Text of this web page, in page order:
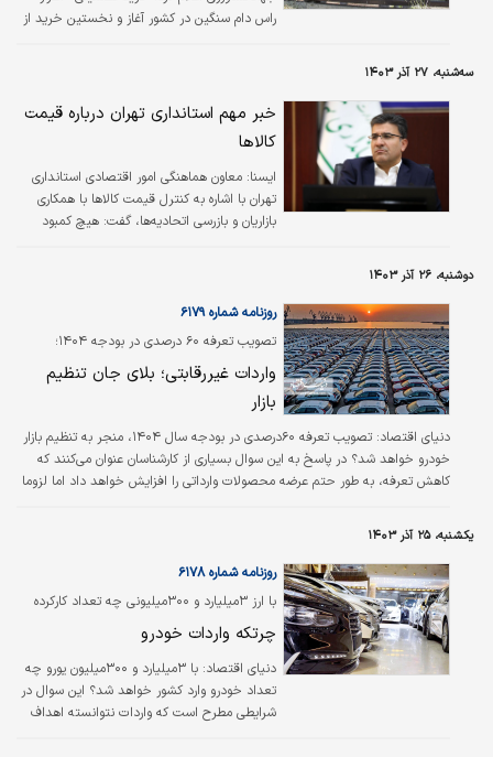
راس دام سنگین در کشور آغاز و نخستین خرید از
پشتیبانی امور دام نسبت به خرید دام سنگین از
دام خریداری می‌شود.وی تصریح کرد: این طرح در
راستای حمایت از تولید‌کنندگان اجرا می‌شود چراکه
دامداران از انباشت دام سنگین پروار و نبود
تقاضای…
سه‌شنبه، ۲۷ آذر ۱۴۰۳
خبر مهم استانداری تهران درباره قیمت
کالاها
ايسنا: معاون هماهنگی امور اقتصادی استانداری
تهران با اشاره به کنترل قیمت کالاها با همکاری
بازاریان و بازرسی اتحادیه‌ها، گفت: هیچ کمبود
دوشنبه، ۲۶ آذر ۱۴۰۳
تصویب تعرفه ۶۰ درصدی در بودجه ۱۴۰۴؛
روزنامه شماره ۶۱۷۹
واردات غیررقابتی؛ بلای جان تنظیم
بازار
دنیای اقتصاد: تصویب تعرفه ۶۰درصدی در بودجه سال ۱۴۰۴، منجر به تنظیم بازار
خودرو خواهد شد؟ در پاسخ به این سوال بسیاری از کارشناسان عنوان می‌کنند که
کاهش تعرفه، به طور حتم عرضه محصولات وارداتی را افزایش خواهد داد اما لزوما
یکشنبه، ۲۵ آذر ۱۴۰۳
با ارز ۳میلیارد و ۳۰۰میلیونی چه تعداد کارکرده
وارد می‌شود؟
روزنامه شماره ۶۱۷۸
‌چرتکه واردات خودرو
دنیای اقتصاد:
با ۳میلیارد و ۳۰۰میلیون یورو چه
تعداد خودرو وارد کشور خواهد شد؟ این سوال در
شرایطی مطرح است که واردات نتوانسته اهداف